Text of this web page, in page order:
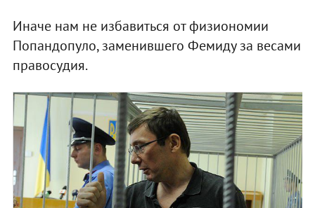
Иначе нам не избавиться от физиономии
Попандопуло, заменившего Фемиду за весами
правосудия.